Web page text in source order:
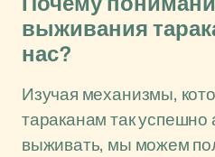
выживания
нас?
Изучая механизмы,
тараканам так успешно
выживать, мы можем